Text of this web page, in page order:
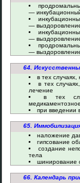
—
—
—
—
64.
в тех
в тех
лечение
в тех
при введении
65.
наложение
гипсование
создание
тела
шинирование
66. Календарь